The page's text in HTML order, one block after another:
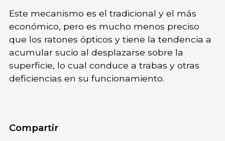
Este mecanismo es el tradicional y el más
económico, pero es mucho menos preciso
que los ratones ópticos y tiene la tendencia a
acumular sucio al desplazarse sobre la
superficie, lo cual conduce a trabas y otras
deficiencias en su funcionamiento.
Compartir